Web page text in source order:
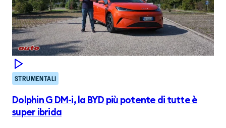
STRUMENTALI
Dolphin G DM-i, la BYD più potente di tutte è
super ibrida